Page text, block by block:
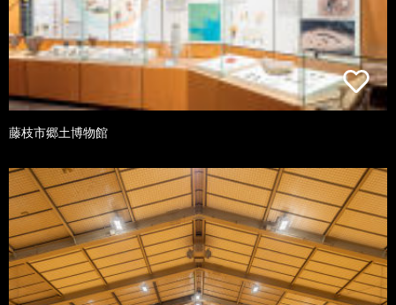
藤枝市郷土博物館